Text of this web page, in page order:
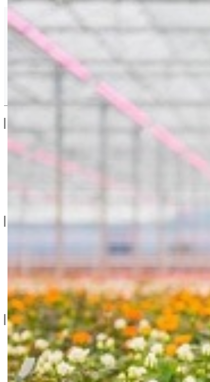
Uslovi Korišćenja
Dostava & Povraćaj
Mapa
Kontakt info
065/202-52-02
Ive Lole Ribara 65, 22406 Irig
Srbija